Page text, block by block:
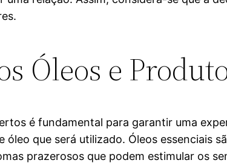
Óleos e
é fundamental para garantir uma
que será utilizado. Óleos essenciais
prazerosos que podem estimular os